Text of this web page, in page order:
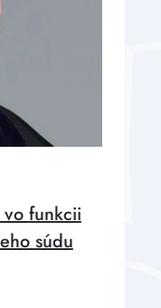
funkcii
súdu